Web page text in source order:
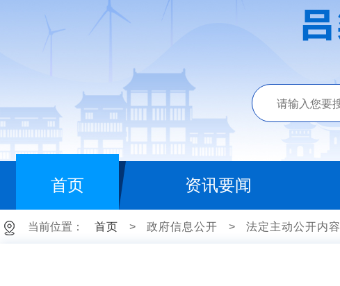
首页 资讯要闻
当前位置： 首页 > 政府信息公开 > 法定主动公开内容